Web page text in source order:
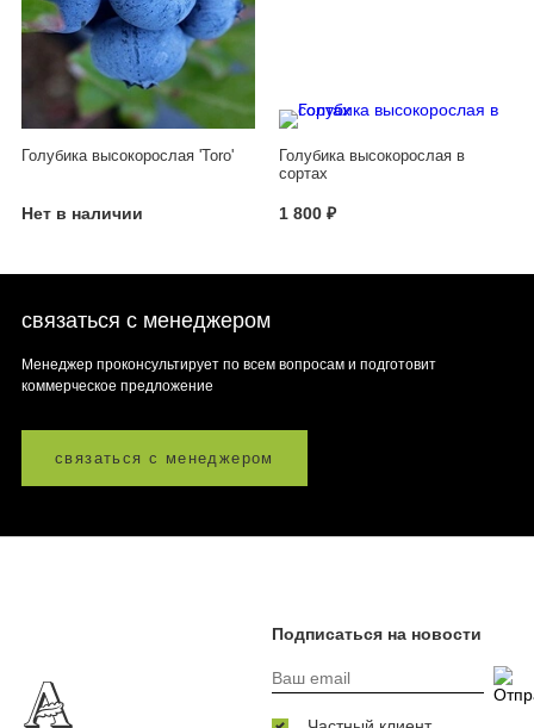
Голубика высокорослая 'Toro'
Нет в наличии
Голубика высокорослая в
сортах
1 800 ₽
связаться с менеджером
Менеджер проконсультирует по всем вопросам и подготовит
коммерческое предложение
связаться с менеджером
Подписаться на новости